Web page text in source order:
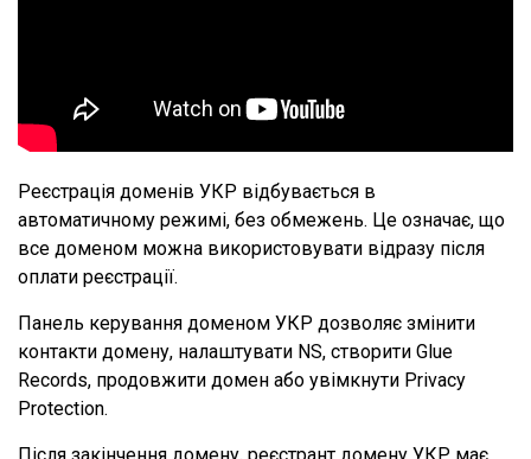
Реєстрація доменів УКР відбувається в
автоматичному режимі, без обмежень. Це означає, що
все доменом можна використовувати відразу після
оплати реєстрації.
Панель керування доменом УКР дозволяє змінити
контакти домену, налаштувати NS, створити Glue
Records, продовжити домен або увімкнути Privacy
Protection.